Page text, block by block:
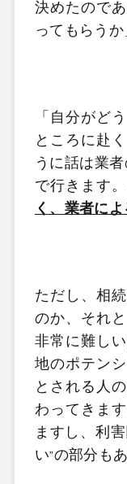
決めたので
ってもらうか
「自分がど
ところに赴
うに話は業
で行きます
く、業者に
ただし、相
のか、それ
非常に難し
地のポテン
とされる人
わってきま
ますし、利
い”の部分も